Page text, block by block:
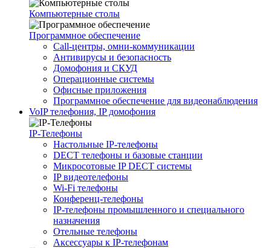
Компьютерные столы
Программное обеспечение
Call-центры, омни-коммуникации
Антивирусы и безопасность
Домофония и СКУД
Операционные системы
Офисные приложения
Программное обеспечение для видеонаблюдения
VoIP телефония, IP домофония
IP-Телефоны
Настольные IP-телефоны
DECT телефоны и базовые станции
Микросотовые IP DECT системы
IP видеотелефоны
Wi-Fi телефоны
Конференц-телефоны
IP-телефоны промышленного и специального
назначения
Отельные телефоны
Аксессуары к IP-телефонам